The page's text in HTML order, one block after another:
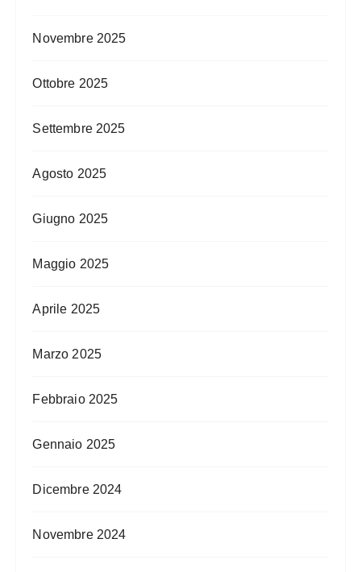
Novembre 2025
Ottobre 2025
Settembre 2025
Agosto 2025
Giugno 2025
Maggio 2025
Aprile 2025
Marzo 2025
Febbraio 2025
Gennaio 2025
Dicembre 2024
Novembre 2024